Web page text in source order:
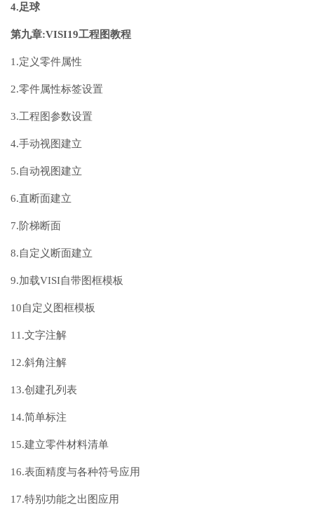
4.足球
第九章:VISI19工程图教程
1.定义零件属性
2.零件属性标签设置
3.工程图参数设置
4.手动视图建立
5.自动视图建立
6.直断面建立
7.阶梯断面
8.自定义断面建立
9.加载VISI自带图框模板
10自定义图框模板
11.文字注解
12.斜角注解
13.创建孔列表
14.简单标注
15.建立零件材料清单
16.表面精度与各种符号应用
17.特别功能之出图应用